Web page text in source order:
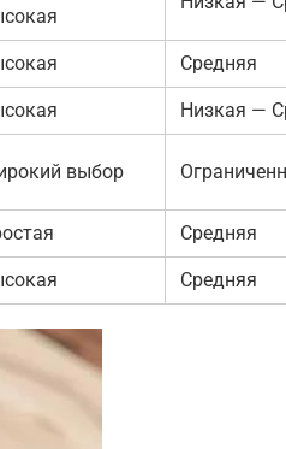
Средняя
Низкая —
выбор
Средняя
Средняя